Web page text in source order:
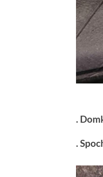
.
.